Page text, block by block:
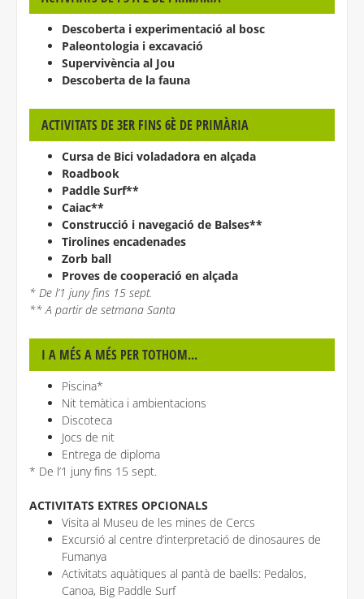
Descoberta i experimentació al bosc
Paleontologia i excavació
Supervivència al Jou
Descoberta de la fauna
ACTIVITATS DE 3ER FINS 6È DE PRIMÀRIA
Cursa de Bici voladadora en alçada
Roadbook
Paddle Surf**
Caiac**
Construcció i navegació de Balses**
Tirolines encadenades
Zorb ball
Proves de cooperació en alçada
* De l’1 juny fins 15 sept.
** A partir de setmana Santa
I A MÉS A MÉS PER TOTHOM...
Piscina*
Nit temàtica i ambientacions
Discoteca
Jocs de nit
Entrega de diploma
* De l’1 juny fins 15 sept.
ACTIVITATS EXTRES OPCIONALS
Visita al Museu de les mines de Cercs
Excursió al centre d’interpretació de dinosaures de
Fumanya
Activitats aquàtiques al pantà de baells: Pedalos,
Canoa, Big Paddle Surf